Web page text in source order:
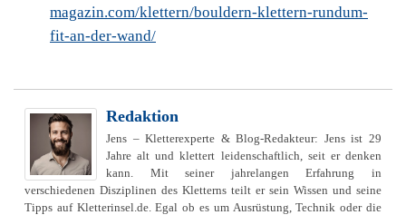
magazin.com/klettern/bouldern-klettern-rundum-
fit-an-der-wand/
Redaktion
Jens – Kletterexperte & Blog-Redakteur: Jens ist 29
Jahre alt und klettert leidenschaftlich, seit er denken
kann. Mit seiner jahrelangen Erfahrung in
verschiedenen Disziplinen des Kletterns teilt er sein Wissen und seine
Tipps auf Kletterinsel.de. Egal ob es um Ausrüstung, Technik oder die